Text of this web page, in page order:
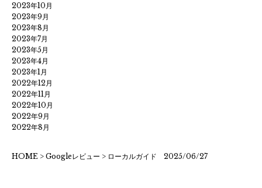
2023年10月
2023年9月
2023年8月
2023年7月
2023年5月
2023年4月
2023年1月
2022年12月
2022年11月
2022年10月
2022年9月
2022年8月
HOME > Googleレビュー > ローカルガイド 2025/06/27